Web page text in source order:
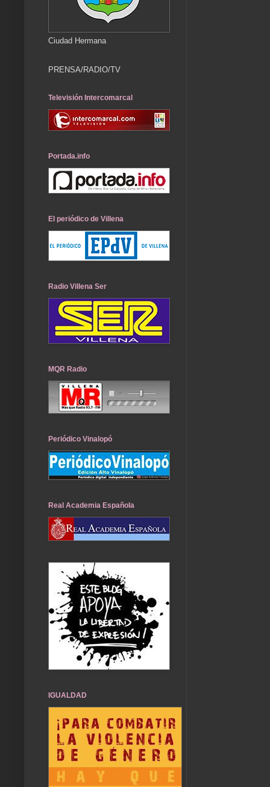
Ciudad Hermana
PRENSA/RADIO/TV
Televisión Intercomarcal
Portada.info
El periódico de Villena
Radio Villena Ser
MQR Radio
Periódico Vinalopó
Real Academia Española
IGUALDAD